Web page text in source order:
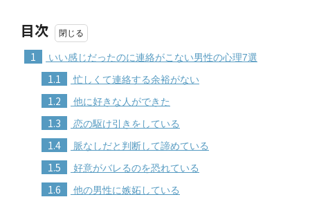
目次
1 いい感じだったのに連絡がこない男性の心理7選
1.1 忙しくて連絡する余裕がない
1.2 他に好きな人ができた
1.3 恋の駆け引きをしている
1.4 脈なしだと判断して諦めている
1.5 好意がバレるのを恐れている
1.6 他の男性に嫉妬している